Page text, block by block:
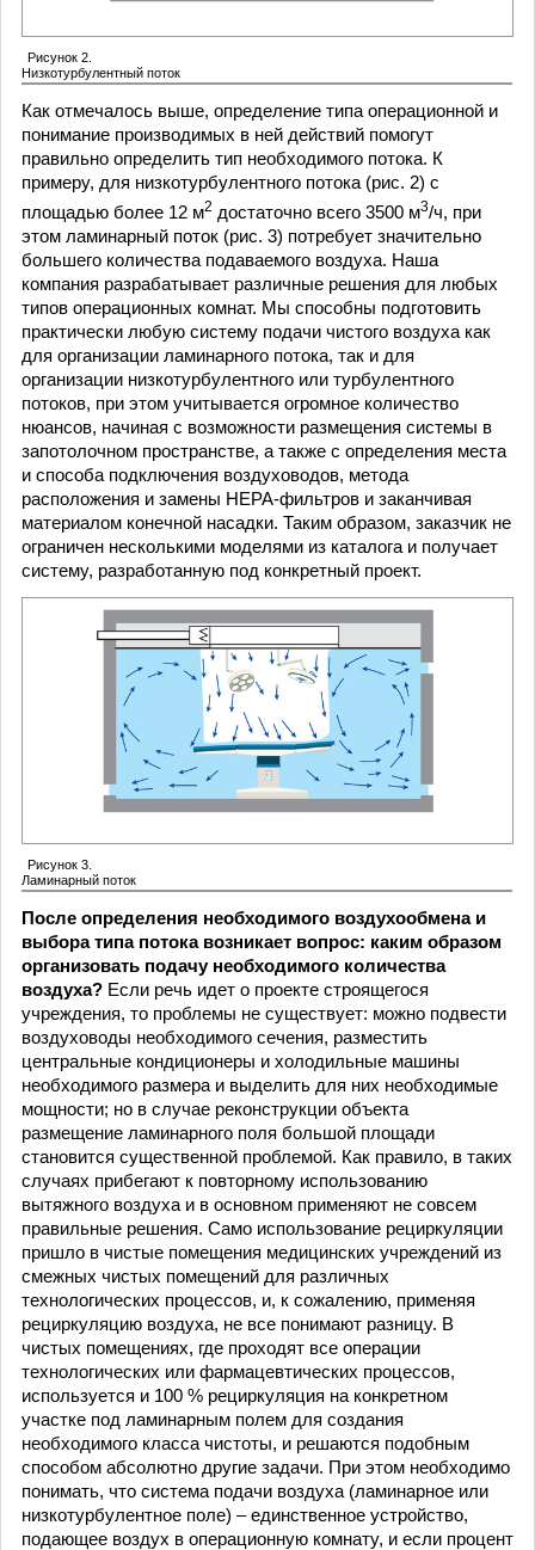
Рисунок 2.
Низкотурбулентный поток
Как отмечалось выше, определение типа операционной и
понимание производимых в ней действий помогут
правильно определить тип необходимого потока. К
примеру, для низкотурбулентного потока (рис. 2) с
площадью более 12 м2 достаточно всего 3500 м3/ч, при
этом ламинарный поток (рис. 3) потребует значительно
большего количества подаваемого воздуха. Наша
компания разрабатывает различные решения для любых
типов операционных комнат. Мы способны подготовить
практически любую систему подачи чистого воздуха как
для организации ламинарного потока, так и для
организации низкотурбулентного или турбулентного
потоков, при этом учитывается огромное количество
нюансов, начиная с возможности размещения системы в
запотолочном пространстве, а также с определения места
и способа подключения воздуховодов, метода
расположения и замены HEPA-фильтров и заканчивая
материалом конечной насадки. Таким образом, заказчик не
ограничен несколькими моделями из каталога и получает
систему, разработанную под конкретный проект.
Рисунок 3.
Ламинарный поток
После определения необходимого воздухообмена и
выбора типа потока возникает вопрос: каким образом
организовать подачу необходимого количества
воздуха? Если речь идет о проекте строящегося
учреждения, то проблемы не существует: можно подвести
воздуховоды необходимого сечения, разместить
центральные кондиционеры и холодильные машины
необходимого размера и выделить для них необходимые
мощности; но в случае реконструкции объекта
размещение ламинарного поля большой площади
становится существенной проблемой. Как правило, в таких
случаях прибегают к повторному использованию
вытяжного воздуха и в основном применяют не совсем
правильные решения. Само использование рециркуляции
пришло в чистые помещения медицинских учреждений из
смежных чистых помещений для различных
технологических процессов, и, к сожалению, применяя
рециркуляцию воздуха, не все понимают разницу. В
чистых помещениях, где проходят все операции
технологических или фармацевтических процессов,
используется и 100 % рециркуляция на конкретном
участке под ламинарным полем для создания
необходимого класса чистоты, и решаются подобным
способом абсолютно другие задачи. При этом необходимо
понимать, что система подачи воздуха (ламинарное или
низкотурбулентное поле) – единственное устройство,
подающее воздух в операционную комнату, и если процент